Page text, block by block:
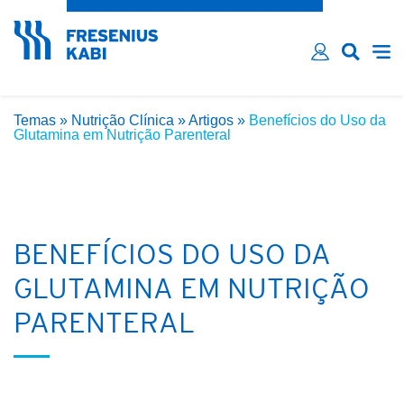
Email*
Lembre-me
Temas » Nutrição Clínica »Artigos » Benefícios do Uso da
Glutamina em Nutrição Parenteral
BENEFÍCIOS DO USO DA
GLUTAMINA EM NUTRIÇÃO
PARENTERAL